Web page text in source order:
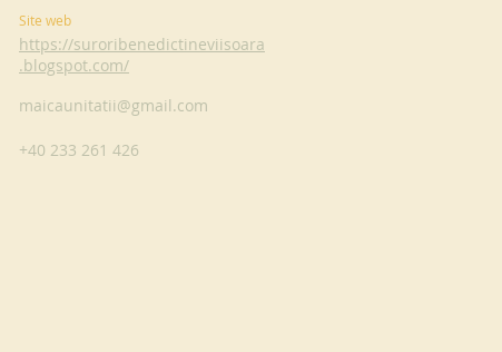
Site web
https://suroribenedictineviisoara
.blogspot.com/
maicaunitatii@gmail.com
+40 233 261 426